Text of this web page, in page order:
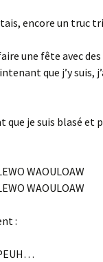
encore un truc
une fête avec
que j’y suis,
que je suis blasé et
WAOULOAW
WAOULOAW
: